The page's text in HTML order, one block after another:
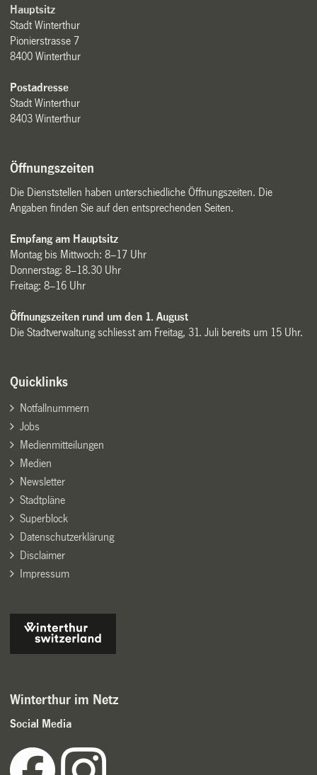
Hauptsitz
Stadt Winterthur
Pionierstrasse 7
8400 Winterthur
Postadresse
Stadt Winterthur
8403 Winterthur
Öffnungszeiten
Die Dienststellen haben unterschiedliche Öffnungszeiten. Die
Angaben finden Sie auf den entsprechenden Seiten.
Empfang am Hauptsitz
Montag bis Mittwoch: 8–17 Uhr
Donnerstag: 8–18.30 Uhr
Freitag: 8–16 Uhr
Öffnungszeiten rund um den 1. August
Die Stadtverwaltung schliesst am Freitag, 31. Juli bereits um 15 Uhr.
Quicklinks
Notfallnummern
Jobs
Medienmitteilungen
Medien
Newsletter
Stadtpläne
Superblock
Datenschutzerklärung
Disclaimer
Impressum
Winterthur im Netz
Social Media